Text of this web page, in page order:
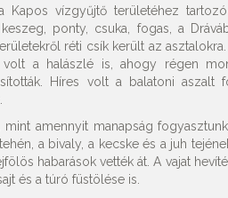
vízgyűjtő területéhez
ponty, csuka, fogas, a
réti csík került az
a halászlé is, ahogy régen
Híres volt a balatoni aszalt
amennyit manapság
a bivaly, a kecske és a juh
habarások vették át. A vajat
és a túró füstölése is.